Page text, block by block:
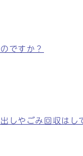
ですか？
しやごみ回収はし